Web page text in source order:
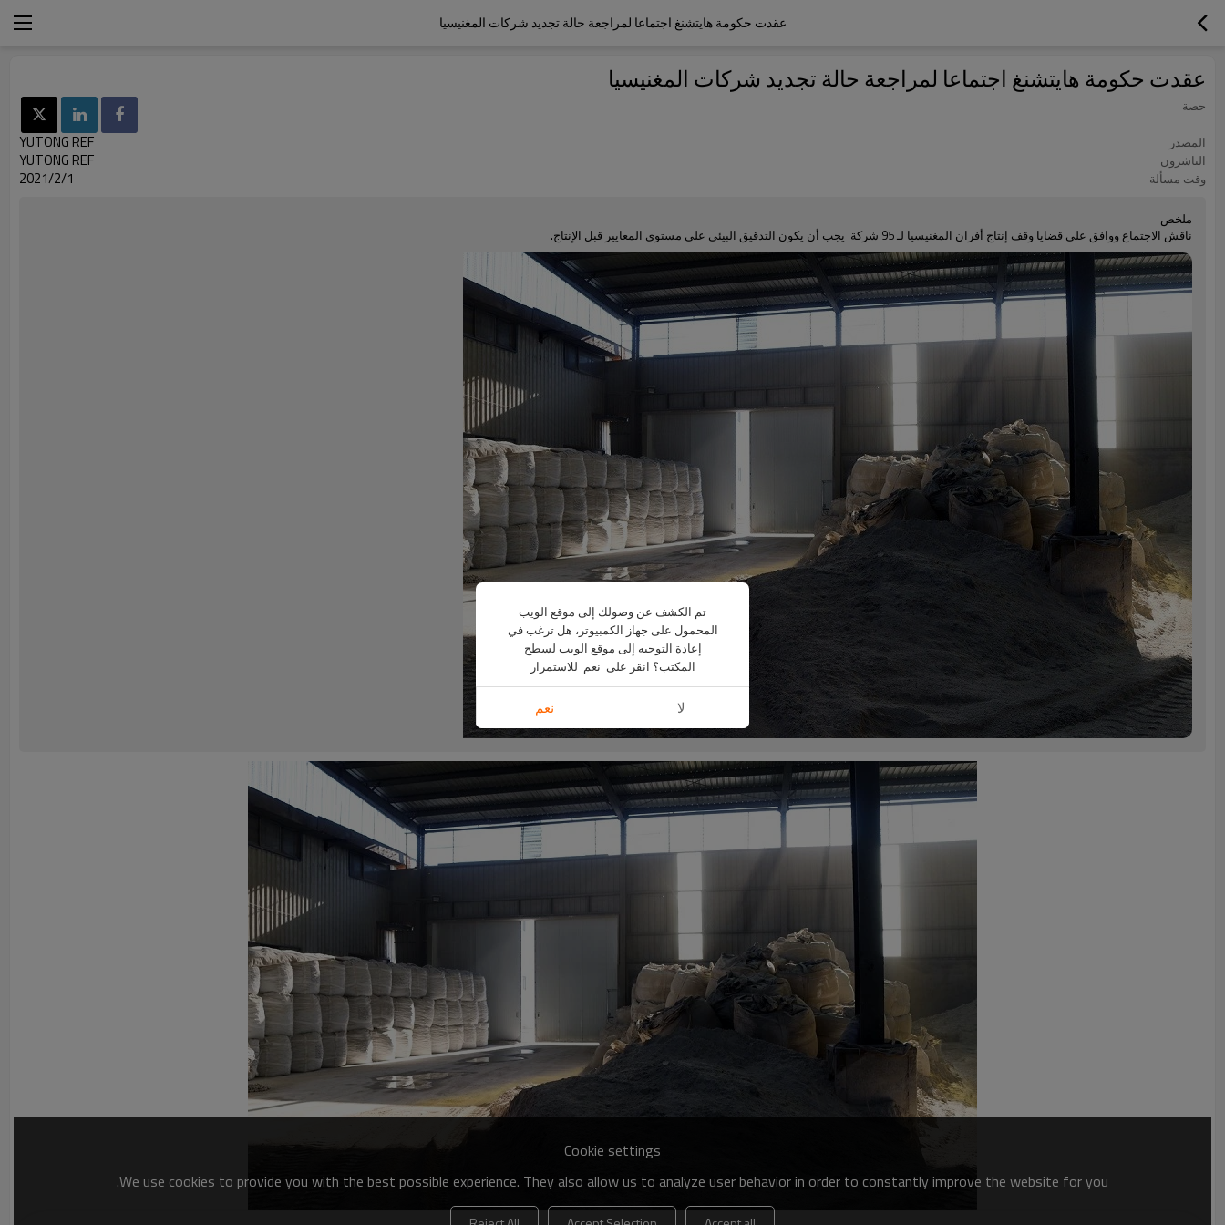
عقدت حكومة هايتشنغ اجتماعا لمراجعة حالة تجديد شركات المغنيسيا
عقدت حكومة هايتشنغ اجتماعا لمراجعة حالة تجديد شركات المغنيسيا
حصة
المصدر
YUTONG REF
الناشرون YUTONG REF
وقت مسألة 2021/2/1
ملخص
ناقش الاجتماع ووافق على قضايا وقف إنتاج أفران المغنيسيا لـ 95 شركة. يجب أن يكون التدقيق البيئي على مستوى المعايير قبل الإنتاج.
Cookie settings
We use cookies to provide you with the best possible experience. They also allow us to analyze user behavior in order to constantly improve the website for you.
تم الكشف عن وصولك إلى موقع الويب
المحمول على جهاز الكمبيوتر، هل ترغب في
إعادة التوجيه إلى موقع الويب لسطح
المكتب؟ انقر على 'نعم' للاستمرار
لا نعم